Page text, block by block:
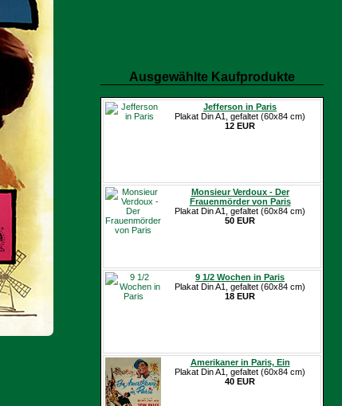
Ausgewählte Kaufprodukte
Jefferson in Paris
Plakat Din A1, gefaltet (60x84 cm)
12 EUR
Monsieur Verdoux - Der
Frauenmörder von Paris
Plakat Din A1, gefaltet (60x84 cm)
50 EUR
9 1/2 Wochen in Paris
Plakat Din A1, gefaltet (60x84 cm)
18 EUR
Amerikaner in Paris, Ein
Plakat Din A1, gefaltet (60x84 cm)
40 EUR